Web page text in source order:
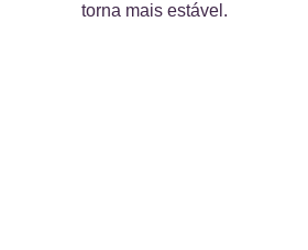
torna mais estável.